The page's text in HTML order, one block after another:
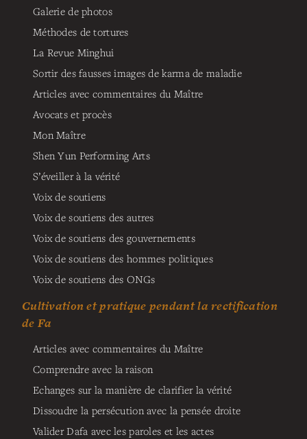
Galerie de photos
Méthodes de tortures
La Revue Minghui
Sortir des fausses images de karma de maladie
Articles avec commentaires du Maître
Avocats et procès
Mon Maître
Shen Yun Performing Arts
S’éveiller à la vérité
Voix de soutiens
Voix de soutiens des autres
Voix de soutiens des gouvernements
Voix de soutiens des hommes politiques
Voix de soutiens des ONGs
Cultivation et pratique pendant la rectification
de Fa
Articles avec commentaires du Maître
Comprendre avec la raison
Echanges sur la manière de clarifier la vérité
Dissoudre la persécution avec la pensée droite
Valider Dafa avec les paroles et les actes